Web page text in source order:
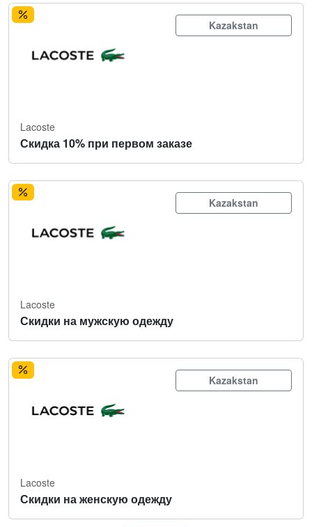
Kazakstan
Lacoste
Скидка 10% при первом заказе
Kazakstan
Lacoste
Скидки на мужскую одежду
Kazakstan
Lacoste
Скидки на женскую одежду